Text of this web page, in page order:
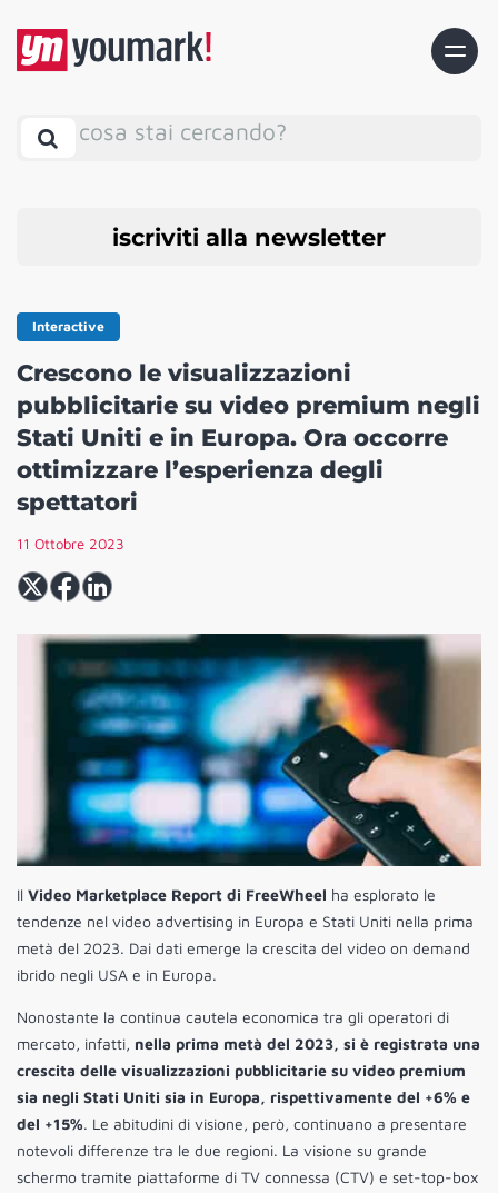
cosa stai cercando?
iscriviti alla newsletter
Interactive
Crescono le visualizzazioni
pubblicitarie su video premium negli
Stati Uniti e in Europa. Ora occorre
ottimizzare l’esperienza degli
spettatori
11 Ottobre 2023
Il Video Marketplace Report di FreeWheel ha esplorato le
tendenze nel video advertising in Europa e Stati Uniti nella prima
metà del 2023. Dai dati emerge la crescita del video on demand
ibrido negli USA e in Europa.
Nonostante la continua cautela economica tra gli operatori di
mercato, infatti, nella prima metà del 2023, si è registrata una
crescita delle visualizzazioni pubblicitarie su video premium
sia negli Stati Uniti sia in Europa, rispettivamente del +6% e
del +15%. Le abitudini di visione, però, continuano a presentare
notevoli differenze tra le due regioni. La visione su grande
schermo tramite piattaforme di TV connessa (CTV) e set-top-box